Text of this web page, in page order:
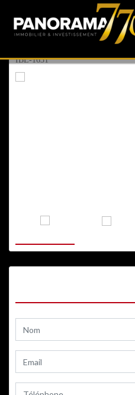
ASHKELON, AGAMIM
IBL-1631